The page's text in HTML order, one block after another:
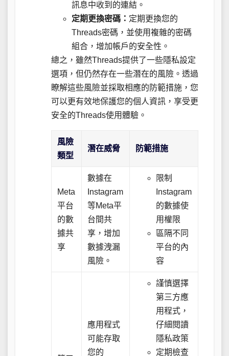
訊息中收到的連結。
定期更換密碼： 定期更換您的
Threads密碼，並使用複雜的密碼
組合，增加帳戶的安全性。
總之，雖然Threads提供了一些隱私設定
選項，但仍然存在一些潛在的風險。透過
瞭解這些風險並採取相應的防範措施，您
可以更有效地保護您的個人資訊，享受更
安全的Threads使用體驗。
風險
類型
潛在威脅 防範措施
Meta
平台
的數
據共
享
數據在
Instagram
等Meta平
台間共
享，增加
數據洩漏
風險。
限制
Instagram
的數據使
用權限
區隔不同
平台的內
容
應用程式
可能存取
您的
謹慎選擇
第三方應
用程式，
仔細閱讀
隱私政策
定期檢查